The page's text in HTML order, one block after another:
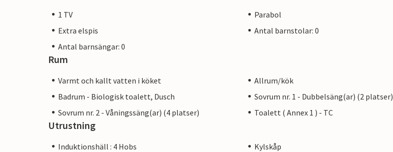
1 TV
Parabol
Extra elspis
Antal barnstolar: 0
Antal barnsängar: 0
Rum
Varmt och kallt vatten i köket
Allrum/kök
Badrum - Biologisk toalett, Dusch
Sovrum nr. 1 - Dubbelsäng(ar) (2 platser)
Sovrum nr. 2 - Våningssäng(ar) (4 platser)
Toalett ( Annex 1 ) - TC
Utrustning
Induktionshäll : 4 Hobs
Kylskåp